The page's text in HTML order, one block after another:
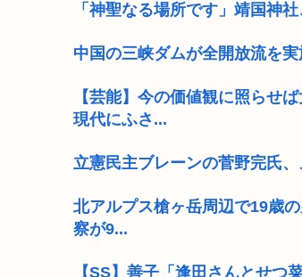
「神聖なる場所です」靖国神
中国の三峡ダムが全開放流を
【芸能】今の価値観に照らせ
現代にふさ...
立憲民主ブレーンの菅野完氏
北アルプス槍ヶ岳周辺で19歳
察が9...
【SS】善子「逢田さんとせつ